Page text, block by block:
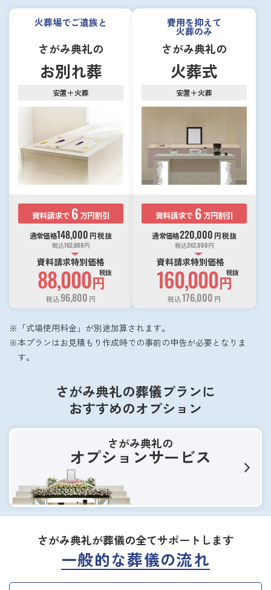
火葬場でご遺族と
さがみ典礼の
お別れ葬
安置＋火葬
資料請求で 6 万円割引
通常価格148,000 円税抜
税込162,800円
資料請求特別価格
88,000円
税抜
税込96,800 円
費用を抑えて
火葬のみ
さがみ典礼の
火葬式
安置＋火葬
資料請求で 6 万円割引
通常価格220,000 円税抜
税込242,000円
資料請求特別価格
160,000円
税抜
税込176,000 円
「式場使用料金」が別途加算されます。
本プランはお見積もり作成時での事前の申告が必要となりま
す。
さがみ典礼の葬儀プランに
おすすめのオプション
さがみ典礼の
オプションサービス
さがみ典礼が葬儀の全てサポートします
一般的な葬儀の流れ